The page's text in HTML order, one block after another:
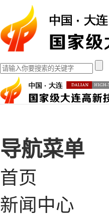
导航菜单
首页
新闻中心